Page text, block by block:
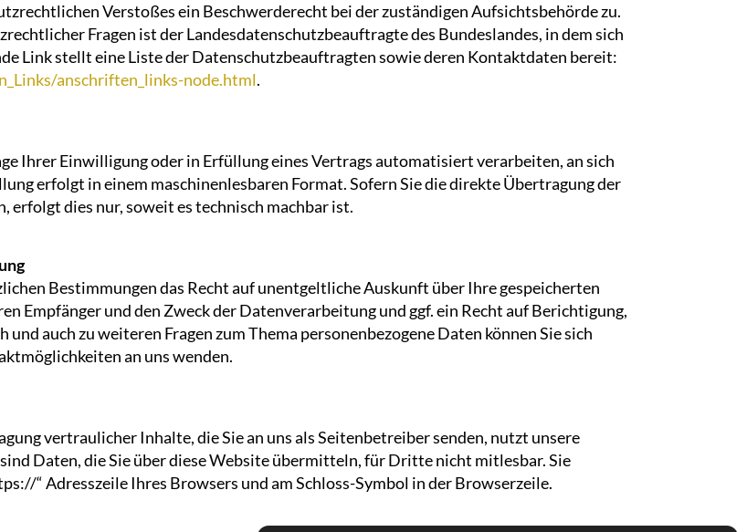
Verstoßes ein Beschwerderecht bei der zuständigen Aufsichtsbehörde zu.
Fragen ist der Landesdatenschutzbeauftragte des Bundeslandes, in dem sich
Link stellt eine Liste der Datenschutzbeauftragten sowie deren Kontaktdaten bereit:
anschriften_links-node.html.
Ihrer Einwilligung oder in Erfüllung eines Vertrags automatisiert verarbeiten, an sich
erfolgt in einem maschinenlesbaren Format. Sofern Sie die direkte Übertragung der
erfolgt dies nur, soweit es technisch machbar ist.
Bestimmungen das Recht auf unentgeltliche Auskunft über Ihre gespeicherten
Empfänger und den Zweck der Datenverarbeitung und ggf. ein Recht auf Berichtigung,
auch zu weiteren Fragen zum Thema personenbezogene Daten können Sie sich
an uns wenden.
vertraulicher Inhalte, die Sie an uns als Seitenbetreiber senden, nutzt unsere
Daten, die Sie über diese Website übermitteln, für Dritte nicht mitlesbar. Sie
“ Adresszeile Ihres Browsers und am Schloss-Symbol in der Browserzeile.